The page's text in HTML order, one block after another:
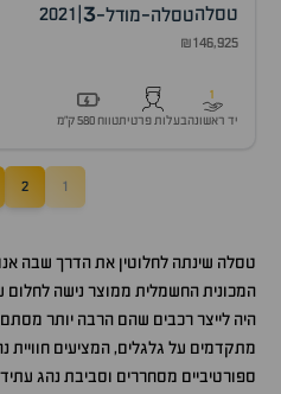
טסלהטסלה-מודל-3
2021
₪146,925
1
יד ראשונהבעלות פרטיתטווח 580 ק״מ
1
2
טסלה שינתה לחלוטין את הדרך שבה
המכונית החשמלית ממוצר נישה לחלום
היה לייצר רכבים שהם הרבה יותר
מתקדמים על גלגלים, המציעים חוויית
ספורטיביים מסחררים וסביבת נהג